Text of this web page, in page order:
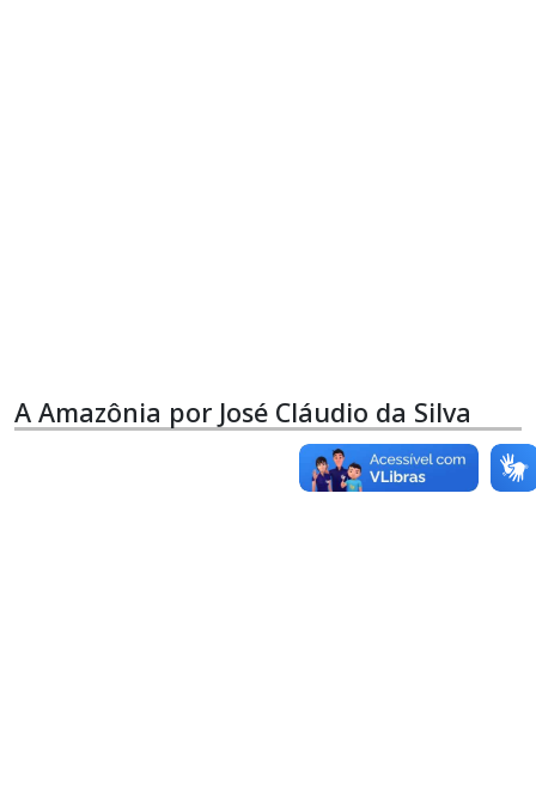
A Amazônia por José Cláudio da Silva